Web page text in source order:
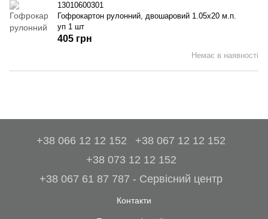
13010600301
Гофрокартон рулонний, двошаровий 1.05x20 м.п.
уп 1 шт
Немає в наявності
405 грн
+38 066 12 12 152
+38 067 12 12 152
+38 073 12 12 152
+38 067 61 87 787 - Сервісний центр
Контакти